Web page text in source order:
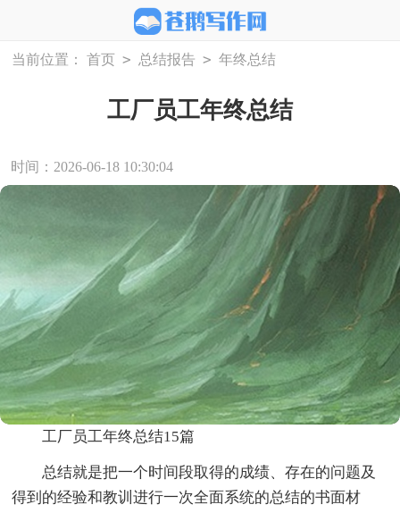
当前位置： 首页 > 总结报告 > 年终总结
工厂员工年终总结
时间：2026-06-18 10:30:04
工厂员工年终总结15篇
总结就是把一个时间段取得的成绩、存在的问题及
得到的经验和教训进行一次全面系统的总结的书面材